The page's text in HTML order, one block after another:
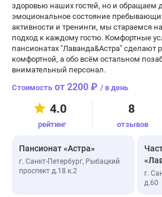
здоровью наших гостей, но и обращаем
эмоциональное состояние
активности и тренинги, мы стараемся
подход к каждому гостю. Комфортные
пансионатах "Лаванда&Астра" сделают
комфортной, а обо всём остальном
внимательный персонал.
4.0
рейтинг
8
отзывов
от 2200 ₽ / в день
Пансионат «Астра»
г. Санкт-Петербург, Рыбацкий
проспект д.18 к.2
г.
д.60